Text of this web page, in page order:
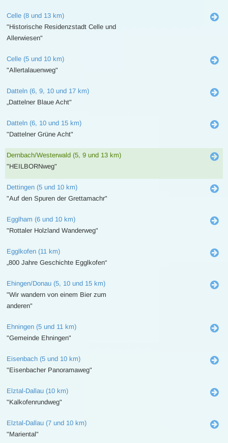
Celle (8 und 13 km)
"Historische Residenzstadt Celle und
Allerwiesen"
Celle (5 und 10 km)
"Allertalauenweg"
Datteln (6, 9, 10 und 17 km)
„Dattelner Blaue Acht"
Datteln (6, 10 und 15 km)
"Dattelner Grüne Acht"
Dernbach/Westerwald (5, 9 und 13 km)
"HEILBORNweg"
Dettingen (5 und 10 km)
"Auf den Spuren der Grettamachr"
Egglham (6 und 10 km)
"Rottaler Holzland Wanderweg"
Egglkofen (11 km)
„800 Jahre Geschichte Egglkofen“
Ehingen/Donau (5, 10 und 15 km)
"Wir wandern von einem Bier zum
anderen"
Ehningen (5 und 11 km)
"Gemeinde Ehningen"
Eisenbach (5 und 10 km)
"Eisenbacher Panoramaweg"
Elztal-Dallau (10 km)
"Kalkofenrundweg"
Elztal-Dallau (7 und 10 km)
"Mariental"